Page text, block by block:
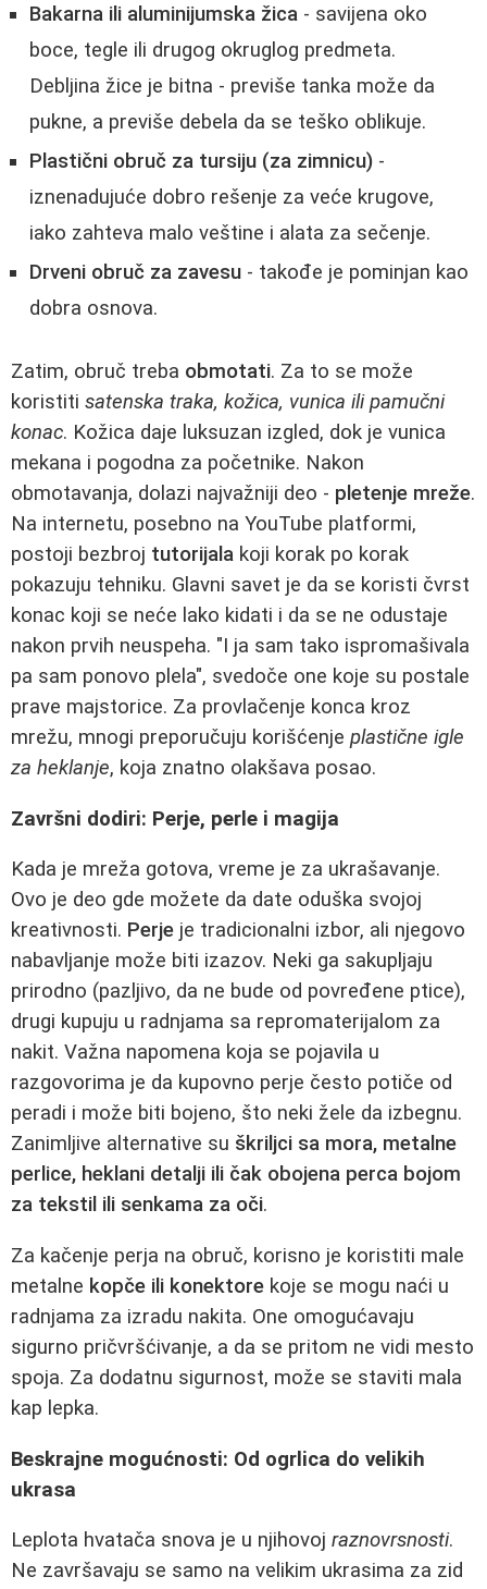
Bakarna ili aluminijumska žica - savijena oko
boce, tegle ili drugog okruglog predmeta.
Debljina žice je bitna - previše tanka može da
pukne, a previše debela da se teško oblikuje.
Plastični obruč za tursiju (za zimnicu) -
iznenadujuće dobro rešenje za veće krugove,
iako zahteva malo veštine i alata za sečenje.
Drveni obruč za zavesu - takođe je pominjan kao
dobra osnova.
Zatim, obruč treba obmotati. Za to se može
koristiti satenska traka, kožica, vunica ili pamučni
konac. Kožica daje luksuzan izgled, dok je vunica
mekana i pogodna za početnike. Nakon
obmotavanja, dolazi najvažniji deo - pletenje mreže.
Na internetu, posebno na YouTube platformi,
postoji bezbroj tutorijala koji korak po korak
pokazuju tehniku. Glavni savet je da se koristi čvrst
konac koji se neće lako kidati i da se ne odustaje
nakon prvih neuspeha. "I ja sam tako ispromašivala
pa sam ponovo plela", svedoče one koje su postale
prave majstorice. Za provlačenje konca kroz
mrežu, mnogi preporučuju korišćenje plastične igle
za heklanje, koja znatno olakšava posao.
Završni dodiri: Perje, perle i magija
Kada je mreža gotova, vreme je za ukrašavanje.
Ovo je deo gde možete da date oduška svojoj
kreativnosti. Perje je tradicionalni izbor, ali njegovo
nabavljanje može biti izazov. Neki ga sakupljaju
prirodno (pazljivo, da ne bude od povređene ptice),
drugi kupuju u radnjama sa repromaterijalom za
nakit. Važna napomena koja se pojavila u
razgovorima je da kupovno perje često potiče od
peradi i može biti bojeno, što neki žele da izbegnu.
Zanimljive alternative su škriljci sa mora, metalne
perlice, heklani detalji ili čak obojena perca bojom
za tekstil ili senkama za oči.
Za kačenje perja na obruč, korisno je koristiti male
metalne kopče ili konektore koje se mogu naći u
radnjama za izradu nakita. One omogućavaju
sigurno pričvršćivanje, a da se pritom ne vidi mesto
spoja. Za dodatnu sigurnost, može se staviti mala
kap lepka.
Beskrajne mogućnosti: Od ogrlica do velikih
ukrasa
Leplota hvatača snova je u njihovoj raznovrsnosti.
Ne završavaju se samo na velikim ukrasima za zid